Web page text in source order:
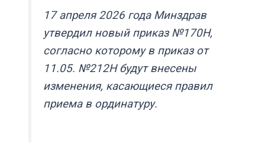
17 апреля 2026 года Минздрав
утвердил новый приказ №170Н,
согласно которому в приказ от
11.05. №212Н будут внесены
изменения, касающиеся правил
приема в ординатуру.